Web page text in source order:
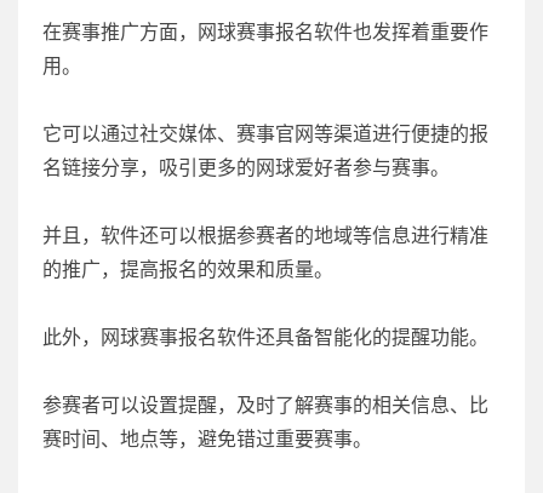
在赛事推广方面，网球赛事报名软件也发挥着重要作
用。
它可以通过社交媒体、赛事官网等渠道进行便捷的报
名链接分享，吸引更多的网球爱好者参与赛事。
并且，软件还可以根据参赛者的地域等信息进行精准
的推广，提高报名的效果和质量。
此外，网球赛事报名软件还具备智能化的提醒功能。
参赛者可以设置提醒，及时了解赛事的相关信息、比
赛时间、地点等，避免错过重要赛事。